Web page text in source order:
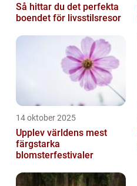
Så hittar du det perfekta
boendet för livsstilsresor
14 oktober 2025
Upplev världens mest
färgstarka
blomsterfestivaler